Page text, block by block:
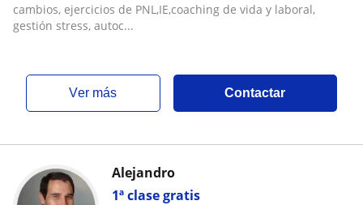
emocional)virtual /presencial
cambios, ejercicios de PNL,IE,coaching de vida y laboral,
gestión stress, autoc...
ver más Contactar
1ª clase gratis
Alejandro